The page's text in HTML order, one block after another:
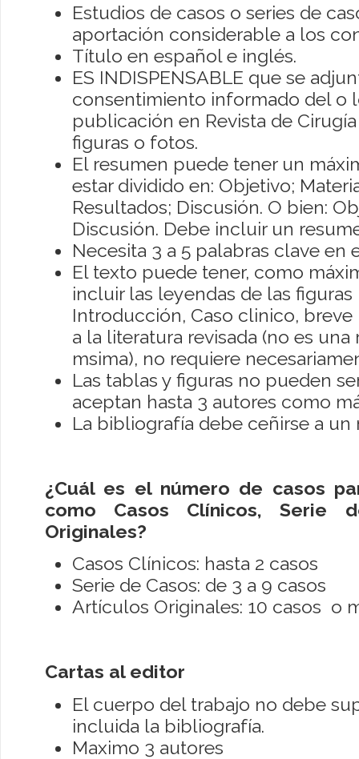
Estudios de casos o series de
aportación considerable a los
Título en español e inglés.
ES INDISPENSABLE que se
consentimiento informado del o
publicación en Revista de
figuras o fotos.
El resumen puede tener un
estar dividido en: Objetivo;
Resultados; Discusión. O bien:
Discusión. Debe incluir un
Necesita 3 a 5 palabras clave en
El texto puede tener, como
incluir las leyendas de las
Introducción, Caso clinico,
a la literatura revisada (no es
msima), no requiere
Las tablas y figuras no pueden
aceptan hasta 3 autores como
La bibliografía debe ceñirse a un
¿Cuál es el número de casos
como Casos Clínicos, Serie
Originales?
Casos Clínicos: hasta 2 casos
Serie de Casos: de 3 a 9 casos
Artículos Originales: 10 casos o
Cartas al editor
El cuerpo del trabajo no debe
incluida la bibliografía.
Maximo 3 autores